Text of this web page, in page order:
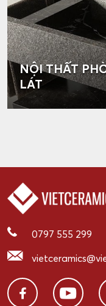
NỘI THẤT
LÁT
0797 555 299